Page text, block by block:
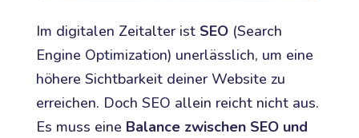
Im digitalen Zeitalter ist SEO(Search
Engine Optimization) unerlässlich, um eine
höhere Sichtbarkeit deiner Website zu
erreichen. Doch SEO allein reicht nicht aus.
Es muss eine Balance zwischen SEO und